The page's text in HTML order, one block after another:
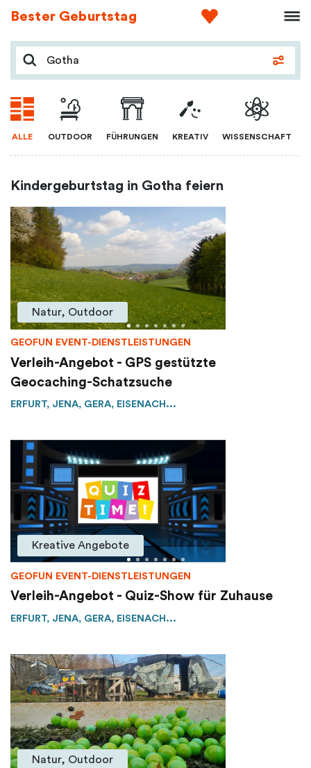
Bester Geburtstag
ALLE OUTDOOR FÜHRUNGEN KREATIV WISSENSCHAFT
Kindergeburtstag in Gotha feiern
Natur, Outdoor
GEOFUN EVENT-DIENSTLEISTUNGEN
Verleih-Angebot - GPS gestützte
Geocaching-Schatzsuche
ERFURT, JENA, GERA, EISENACH...
Kreative Angebote
GEOFUN EVENT-DIENSTLEISTUNGEN
Verleih-Angebot - Quiz-Show für Zuhause
ERFURT, JENA, GERA, EISENACH...
Natur, Outdoor